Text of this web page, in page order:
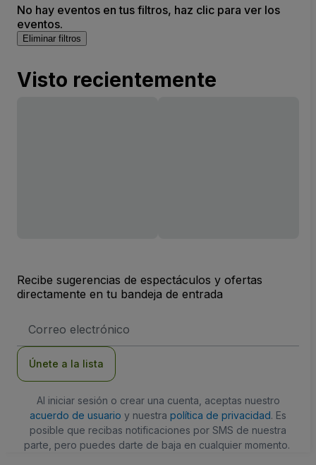
No hay eventos en tus filtros, haz clic para ver los
eventos.
Eliminar filtros
Visto recientemente
Recibe sugerencias de espectáculos y ofertas
directamente en tu bandeja de entrada
de
Únete a la lista
Al iniciar sesión o crear una cuenta, aceptas nuestro
acuerdo de usuario y nuestra política de privacidad. Es
posible que recibas notificaciones por SMS de nuestra
parte, pero puedes darte de baja en cualquier momento.